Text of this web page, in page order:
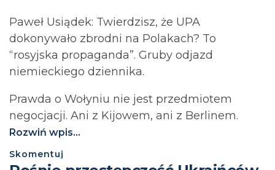
Paweł Usiądek: Twierdzisz, że UPA
dokonywało zbrodni na Polakach? To
“rosyjska propaganda”. Gruby odjazd
niemieckiego dziennika.
Prawda o Wołyniu nie jest przedmiotem
negocjacji. Ani z Kijowem, ani z Berlinem.⁩
Rozwiń wpis...
Skomentuj